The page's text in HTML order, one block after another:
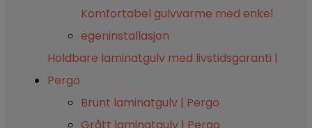
Komfortabel gulvvarme med enkel
egeninstallasjon
Holdbare laminatgulv med livstidsgaranti |
Pergo
Brunt laminatgulv | Pergo